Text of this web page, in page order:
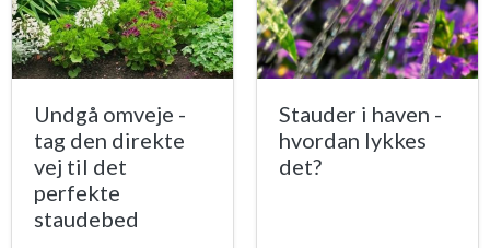
Undgå omveje -
tag den direkte
vej til det
perfekte
staudebed
Stauder i haven -
hvordan lykkes
det?